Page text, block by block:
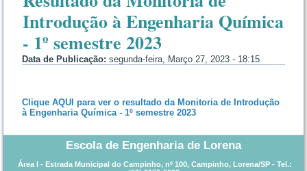
Introdução à Engenharia Química
- 1º semestre 2023
Data de Publicação:segunda-feira, Março 27, 2023 - 18:15
Clique AQUI para ver o resultado da Monitoria de Introdução
à Engenharia Química - 1º semestre 2023
Escola de Engenharia de Lorena
Área I- Estrada Municipal do Campinho, nº 100, Campinho, Lorena/SP - Tel.: